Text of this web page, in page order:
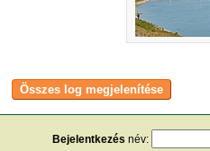
Bejelentkezés név: